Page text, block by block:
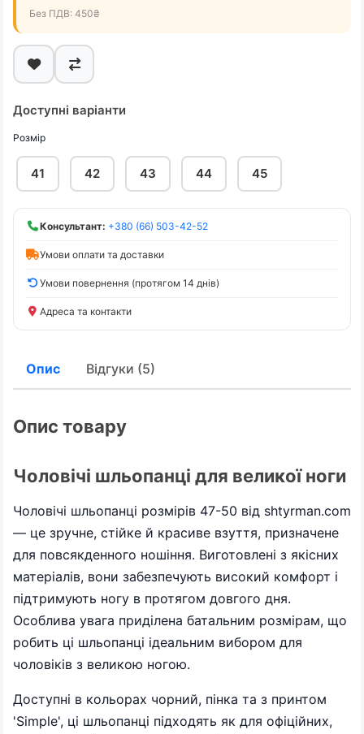
Без ПДВ: 450₴
Доступні варіанти
Розмір
41 42 43 44 45
Консультант: +380 (66) 503-42-52
Умови оплати та доставки
Умови повернення (протягом 14 днів)
Адреса та контакти
Опис Відгуки (5)
Опис товару
Чоловічі шльопанці для великої ноги
Чоловічі шльопанці розмірів 47-50 від shtyrman.com
— це зручне, стійке й красиве взуття, призначене
для повсякденного ношіння. Виготовлені з якісних
матеріалів, вони забезпечують високий комфорт і
підтримують ногу в протягом довгого дня.
Особлива увага приділена батальним розмірам, що
робить ці шльопанці ідеальним вибором для
чоловіків з великою ногою.
Доступні в кольорах чорний, пінка та з принтом
'Simple', ці шльопанці підходять як для офіційних,